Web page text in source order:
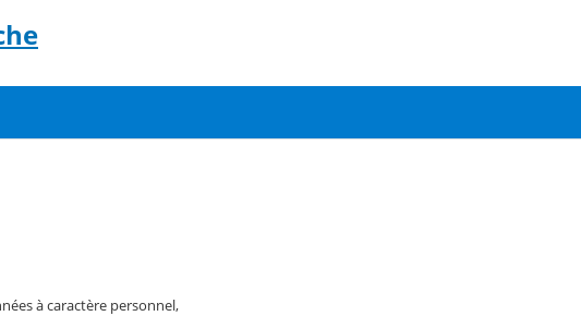
à caractère personnel,